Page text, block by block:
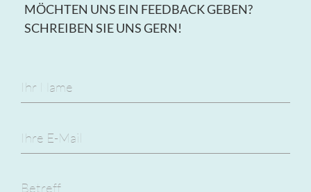
MÖCHTEN UNS EIN FEEDBACK GEBEN?
SCHREIBEN SIE UNS GERN!